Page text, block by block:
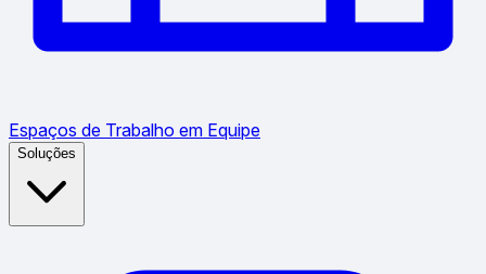
Espaços de Trabalho em Equipe
Soluções